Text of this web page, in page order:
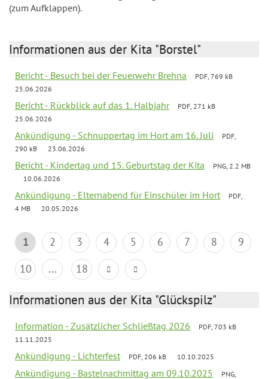
(zum Aufklappen).
Informationen aus der Kita "Borstel"
Bericht - Besuch bei der Feuerwehr Brehna
PDF, 769 kB
25.06.2026
Bericht - Rückblick auf das 1. Halbjahr
PDF, 271 kB
25.06.2026
Ankündigung - Schnuppertag im Hort am 16. Juli
PDF,
290 kB
23.06.2026
Bericht - Kindertag und 15. Geburtstag der Kita
PNG, 2.2 MB
10.06.2026
Ankündigung - Elternabend für Einschüler im Hort
PDF,
4 MB
20.05.2026
1 2 3 4 5 6 7 8
9
10
... 18
Informationen aus der Kita "Glückspilz"
Information - Zusätzlicher Schließtag 2026
PDF, 703 kB
11.11.2025
Ankündigung - Lichterfest PDF, 206 kB 10.10.2025
Ankündigung - Bastelnachmittag am 09.10.2025
PNG,